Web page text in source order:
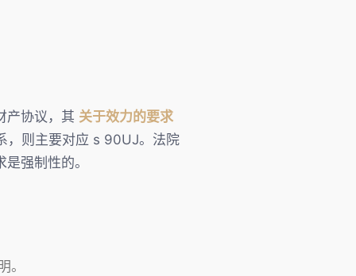
产协议，其 关于效力的要求
则主要对应 s 90UJ。法院
强制性的。
。